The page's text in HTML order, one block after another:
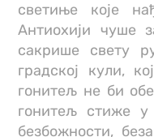
светиње које
Антиохији чуше
сакрише свету
градској кули,
гонитељ не би
гонитељ стиже у
безбожности,